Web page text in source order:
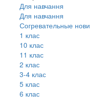
Для навчання
Для навчання
Согревательные
1 клас
10 клас
11 клас
2 клас
3-4 клас
5 клас
6 клас